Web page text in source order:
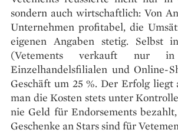
sondern auch wirtschaftlich: Von
Unternehmen profitabel, die
eigenen Angaben stetig. Selbst
(Vetements verkauft nur in
Einzelhandelsfilialen und Online-
Geschäft um 25 %. Der Erfolg liegt
man die Kosten stets unter
nie Geld für Endorsements
Geschenke an Stars sind für